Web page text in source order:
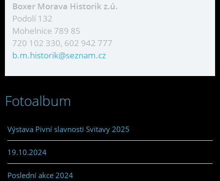
Boxer Morava Historik z.ú.
Podolí 132
Mohelnice 789 85
720 102 330, 602 942 777
b.m.historik@seznam.cz
Fotoalbum
Výstava Pivní slavnosti Svitavy 2025
19.10.2024
Poslední akce 2024